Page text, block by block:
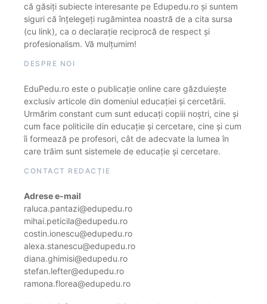
că găsiți subiecte interesante pe Edupedu.ro și suntem
siguri că înțelegeți rugămintea noastră de a cita sursa
(cu link), ca o declarație reciprocă de respect și
profesionalism. Vă mulțumim!
DESPRE NOI
EduPedu.ro este o publicație online care găzduiește
exclusiv articole din domeniul educației și cercetării.
Urmărim constant cum sunt educați copiii noștri, cine și
cum face politicile din educație și cercetare, cine și cum
îi formează pe profesori, cât de adecvate la lumea în
care trăim sunt sistemele de educație și cercetare.
CONTACT REDACȚIE
Adrese e-mail
raluca.pantazi@edupedu.ro
mihai.peticila@edupedu.ro
costin.ionescu@edupedu.ro
alexa.stanescu@edupedu.ro
diana.ghimisi@edupedu.ro
stefan.lefter@edupedu.ro
ramona.florea@edupedu.ro